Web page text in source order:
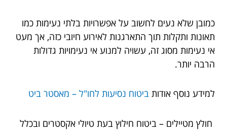
כמובן שלא נעים לחשוב על אפשרויות בלתי נעימות כמו
תאונות ותקלות תוך התארגנות לאירוע חיובי כזה, אך מעט
אי נעימות מסוג זה, עשויה למנוע אי נעימויות גדולות
הרבה יותר.
למידע נוסף אודות ביטוח נסיעות לחו"ל – מאסטר ביט
חולץ מטיילים – ביטוח חילוץ בעת טיולי אקסטרים ובכלל